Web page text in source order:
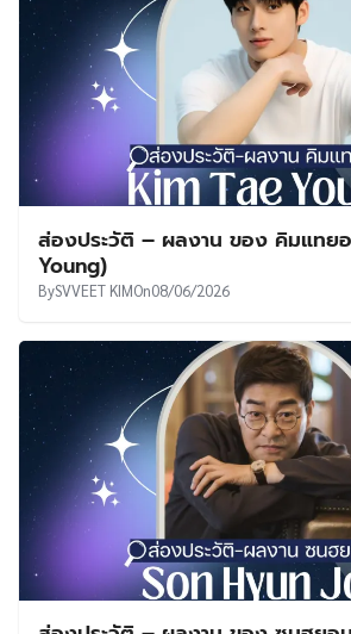
ส่องประวัติ – ผลงาน ของ คิมแทย
Young)
BySVVEET KIMOn08/06/2026